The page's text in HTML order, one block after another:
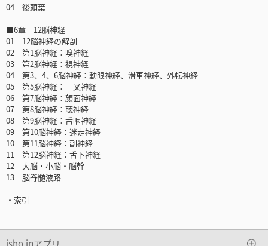
04 後頭葉
■6章 12脳神経
01 12脳神経の解剖
02 第1脳神経：嗅神経
03 第2脳神経：視神経
04 第3、4、6脳神経：動眼神経、滑車神経、外転神経
05 第5脳神経：三叉神経
06 第7脳神経：顔面神経
07 第8脳神経：聴神経
08 第9脳神経：舌咽神経
09 第10脳神経：迷走神経
10 第11脳神経：副神経
11 第12脳神経：舌下神経
12 大脳・小脳・脳幹
13 脳脊髄液路
・索引
isho.jpアプリ